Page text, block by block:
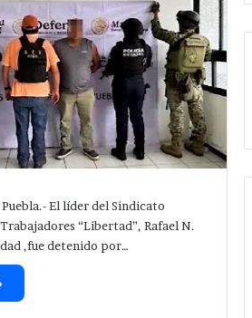
El líder del Sindicato
“Libertad”, Rafael N.
,fue detenido por…